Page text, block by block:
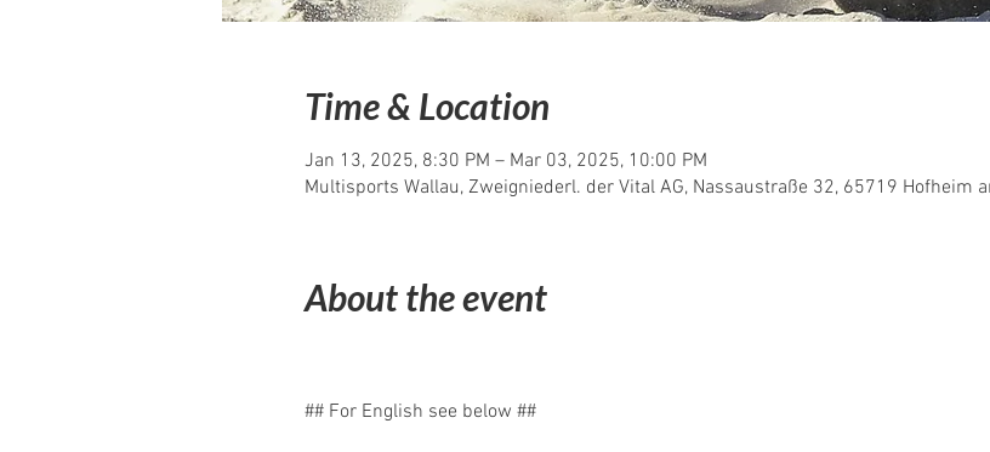
Time & Location
Jan 13, 2025, 8:30 PM – Mar 03, 2025, 10:00 PM
Multisports Wallau, Zweigniederl. der Vital AG, Nassaustraße 32, 65719 Hofheim
About the event
## For English see below ##